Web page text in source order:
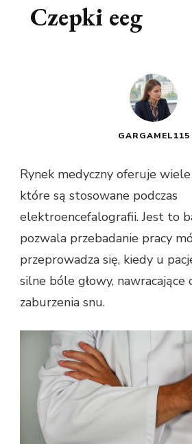
Czepki eeg
GARGAMEL115
Rynek medyczny oferuje wiele
które są stosowane podczas
elektroencefalografii. Jest to
pozwala przebadanie pracy
przeprowadza się, kiedy u
silne bóle głowy, nawracające
zaburzenia snu.